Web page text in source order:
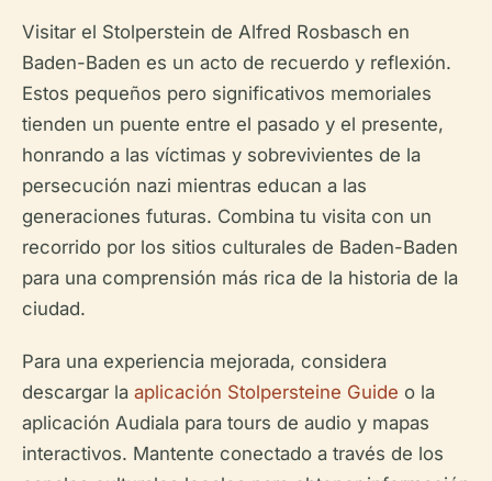
Visitar el Stolperstein de Alfred Rosbasch en
Baden-Baden es un acto de recuerdo y reflexión.
Estos pequeños pero significativos memoriales
tienden un puente entre el pasado y el presente,
honrando a las víctimas y sobrevivientes de la
persecución nazi mientras educan a las
generaciones futuras. Combina tu visita con un
recorrido por los sitios culturales de Baden-Baden
para una comprensión más rica de la historia de la
ciudad.
Para una experiencia mejorada, considera
descargar la aplicación Stolpersteine Guide o la
aplicación Audiala para tours de audio y mapas
interactivos. Mantente conectado a través de los